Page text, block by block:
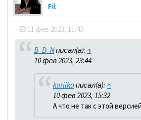
Fil
- 11 фев 2023, 11:43
B_D_Nписал(а): ↑
10 фев 2023, 23:44
kurilkaписал(а): ↑
10 фев 2023, 15:32
А что не так с этой